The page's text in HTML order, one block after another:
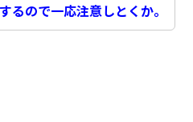
ので一応注意しとくか。